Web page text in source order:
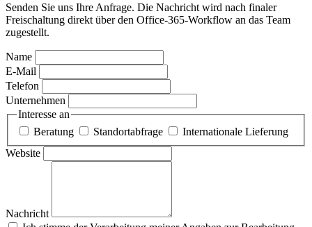
Senden Sie uns Ihre Anfrage. Die Nachricht wird nach finaler
Freischaltung direkt über den Office-365-Workflow an das Team
zugestellt.
Name
E-Mail
Telefon
Unternehmen
Interesse an
Beratung
Standortabfrage
Internationale Lieferung
Website
Nachricht